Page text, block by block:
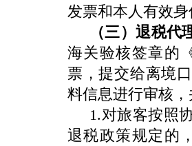
发票和本人有效
（三）退税代
海关验核签章的
票，提交给离境
料信息进行审核
1.对旅客按照
退税政策规定的